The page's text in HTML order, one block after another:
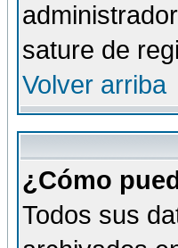
sature de
Volver arriba
¿Cómo
Todos sus